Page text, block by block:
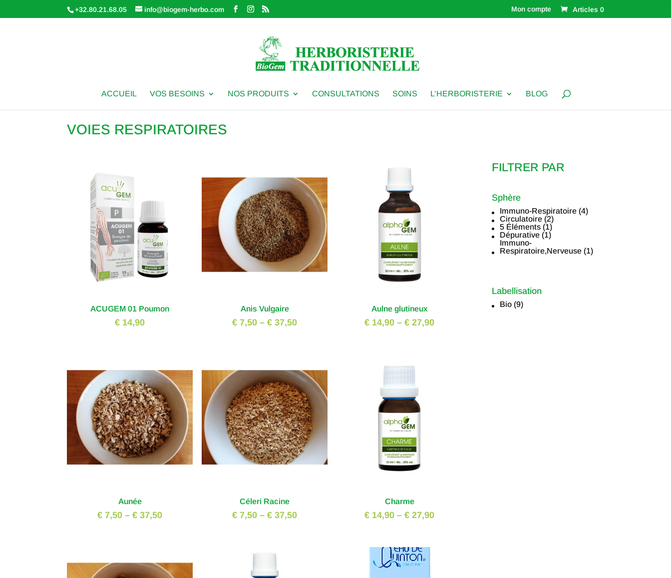
+32.80.21.68.05 info@biogem-herbo.com Mon compte Articles 0
ACCUEIL VOS BESOINS NOS PRODUITS CONSULTATIONS SOINS L’HERBORISTERIE BLOG
VOIES RESPIRATOIRES
ACUGEM 01 Poumon
€ 14,90
Anis Vulgaire
€ 7,50 –€ 37,50
Aulne glutineux
€ 14,90 –€ 27,90
Aunée
€ 7,50 –€ 37,50
Céleri Racine
€ 7,50 –€ 37,50
Charme
€ 14,90 –€ 27,90
FILTRER PAR
Sphère
Sphère
Immuno-Respiratoire (4)
Circulatoire (2)
5 Éléments (1)
Dépurative (1)
Immuno-
Respiratoire,Nerveuse (1)
Labellisation
Labellisation
Bio (9)